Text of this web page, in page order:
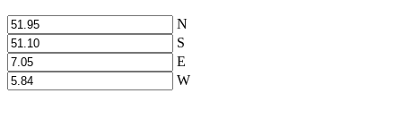
N
S
E
W